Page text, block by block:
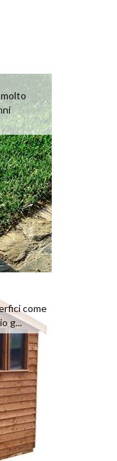
come
g...